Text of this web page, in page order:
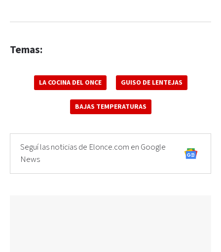
Temas:
LA COCINA DEL ONCE GUISO DE LENTEJAS
BAJAS TEMPERATURAS
Seguí las noticias de Elonce.com en Google
News